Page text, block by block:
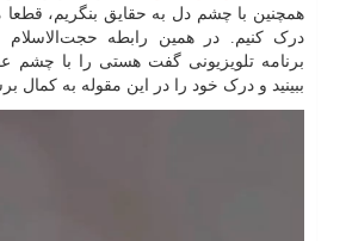
همچنین با چشم دل به حقایق بنگریم، قطعا
درک کنیم. در همین رابطه حجت‌الاسلام
برنامه تلویزیونی گفت هستی را با چشم
ببینید و درک خود را در این مقوله به کمال